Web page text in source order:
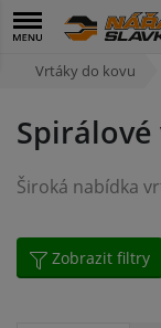
Vrtáky do kovu
Zobrazit filtry